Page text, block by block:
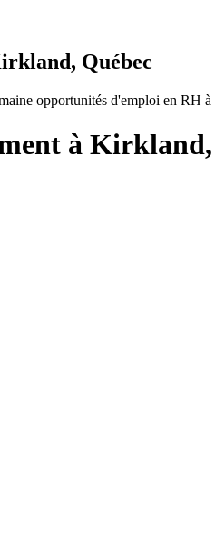
Québec
opportunités d'emploi en RH
à Kirkland,